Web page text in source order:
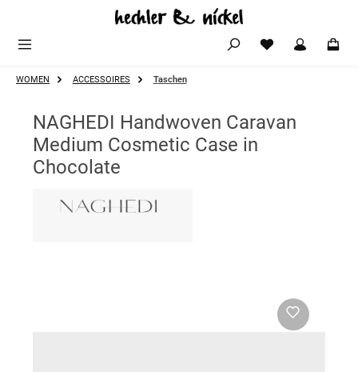
Zum Hauptinhalt springen
WOMEN ACCESSOIRES Taschen
NAGHEDI Handwoven Caravan
Medium Cosmetic Case in
Chocolate